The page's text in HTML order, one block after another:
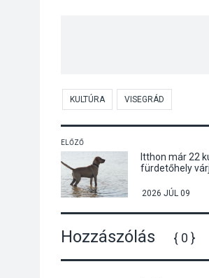
KULTÚRA VISEGRÁD
ELŐZŐ
Itthon már 22
fürdetőhely
2026 JÚL 09
Hozzászólás { 0 }